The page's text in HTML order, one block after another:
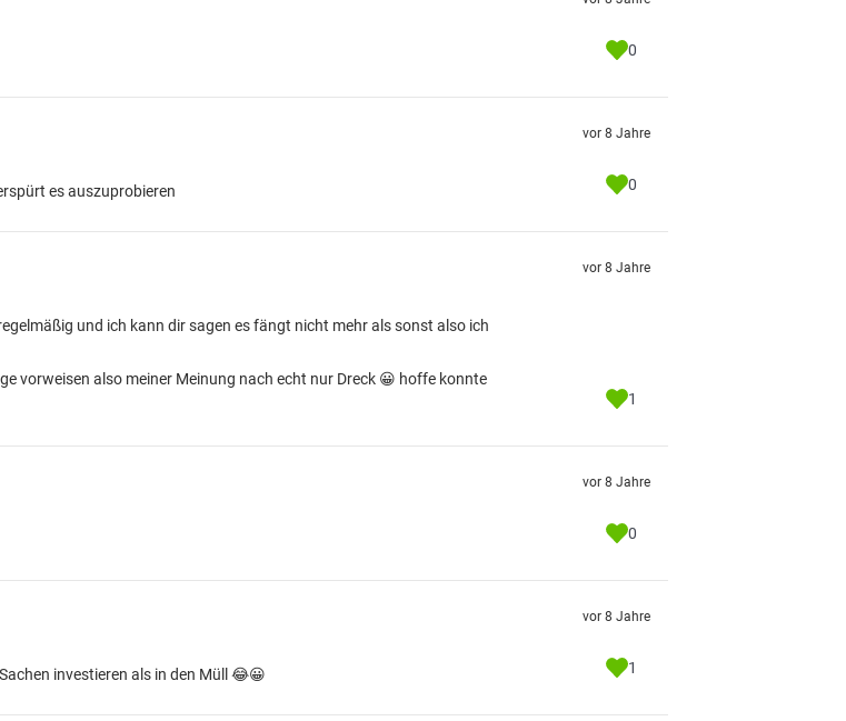
0
es auszuprobieren
vor 8 Jahre
0
und ich kann dir sagen es fängt nicht mehr als sonst also ich
vorweisen also meiner Meinung nach echt nur Dreck 😀 hoffe konnte
vor 8 Jahre
1
vor 8 Jahre
0
investieren als in den Müll 😂😀
vor 8 Jahre
1